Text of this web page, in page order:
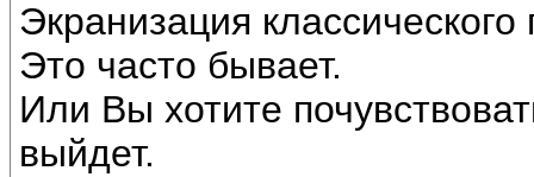
Экранизация
Это часто бывает.
Или Вы хотите
выйдет.